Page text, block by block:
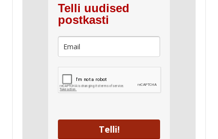
Telli uudised
postkasti
Telli!